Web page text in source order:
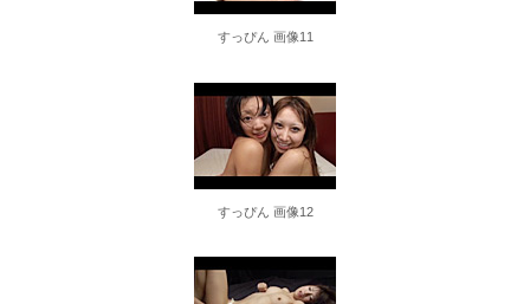
すっぴん 画像11
すっぴん 画像12